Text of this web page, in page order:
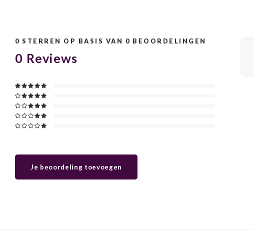
0 STERREN OP BASIS VAN 0 BEOORDELINGEN
0 Reviews
Je beoordeling toevoegen